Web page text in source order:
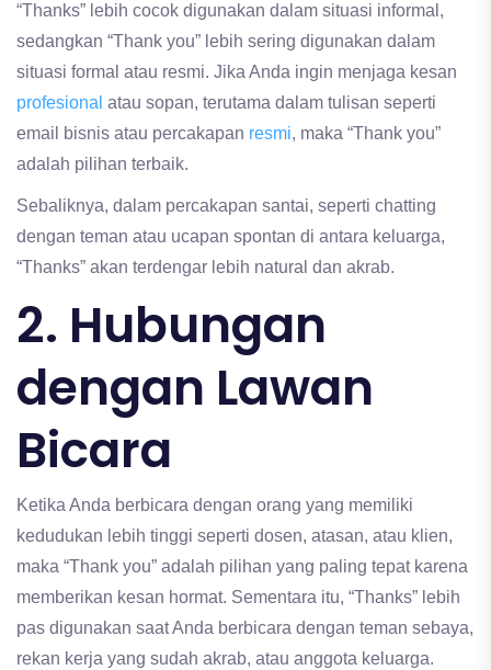
“Thanks” lebih cocok digunakan dalam situasi informal,
sedangkan “Thank you” lebih sering digunakan dalam
situasi formal atau resmi. Jika Anda ingin menjaga kesan
profesional atau sopan, terutama dalam tulisan seperti
email bisnis atau percakapan resmi, maka “Thank you”
adalah pilihan terbaik.
Sebaliknya, dalam percakapan santai, seperti chatting
dengan teman atau ucapan spontan di antara keluarga,
“Thanks” akan terdengar lebih natural dan akrab.
2. Hubungan
dengan Lawan
Bicara
Ketika Anda berbicara dengan orang yang memiliki
kedudukan lebih tinggi seperti dosen, atasan, atau klien,
maka “Thank you” adalah pilihan yang paling tepat karena
memberikan kesan hormat. Sementara itu, “Thanks” lebih
pas digunakan saat Anda berbicara dengan teman sebaya,
rekan kerja yang sudah akrab, atau anggota keluarga.